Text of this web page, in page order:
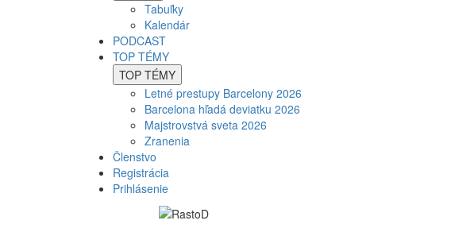
Tabuľky
Kalendár
PODCAST
TOP TÉMY
TOP TÉMY
Letné prestupy Barcelony 2026
Barcelona hľadá deviatku 2026
Majstrovstvá sveta 2026
Zranenia
Členstvo
Registrácia
Prihlásenie